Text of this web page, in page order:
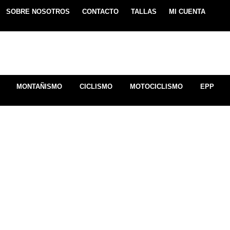
SOBRE NOSOTROS CONTACTO TALLAS MI CUENTA
MONTAÑISMO CICLISMO MOTOCICLISMO EPP